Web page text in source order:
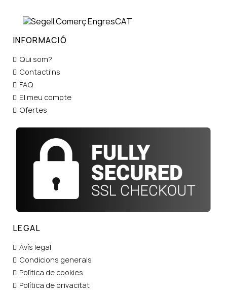
INFORMACIÓ
Qui som?
Contacti'ns
FAQ
El meu compte
Ofertes
LEGAL
Avís legal
Condicions generals
Política de cookies
Política de privacitat